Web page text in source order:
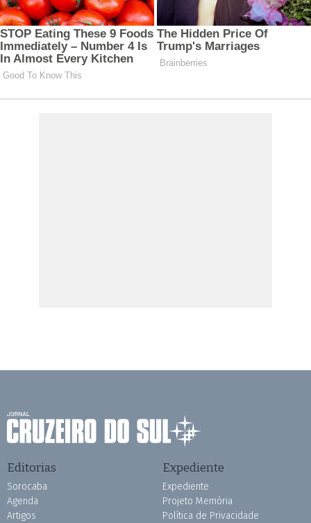
Editorias
Sorocaba
Agenda
Artigos
Expediente
Expediente
Projeto Memória
Política de Privacidade